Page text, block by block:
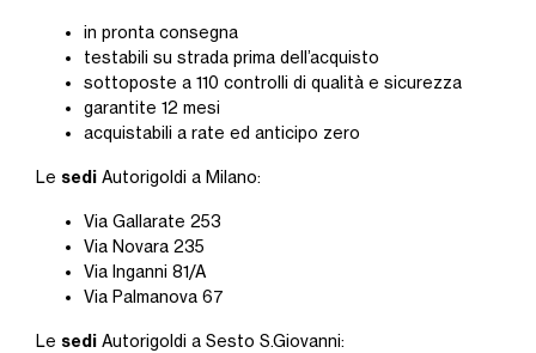
in pronta consegna
testabili su strada prima dell’acquisto
sottoposte a 110 controlli di qualità e sicurezza
garantite 12 mesi
acquistabili a rate ed anticipo zero
Le sedi Autorigoldi a Milano:
Via Gallarate 253
Via Novara 235
Via Inganni 81/A
Via Palmanova 67
Le sedi Autorigoldi a Sesto S.Giovanni: